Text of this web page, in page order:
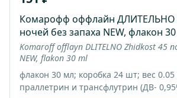
Комарофф оффлайн ДЛИТЕЛЬНО
ночей без запаха NEW, флакон
Komaroff offlayn DLITELNO Zhidkost 45
NEW, flakon 30 ml
флакон 30 мл; коробка 24 шт; вес 0.05
праллетрин и трансфлутрин (ДВ-